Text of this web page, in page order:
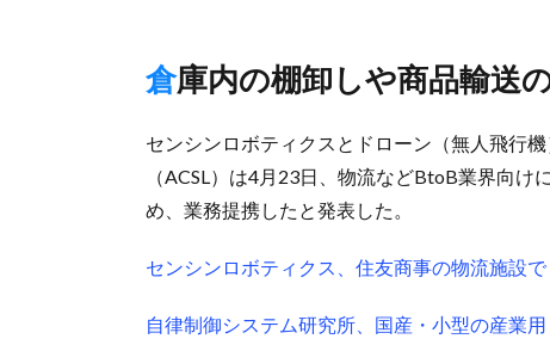
倉庫内の棚卸しや商品輸送
センシンロボティクスとドローン（無人飛行
（ACSL）は4月23日、物流などBtoB業界向
め、業務提携したと発表した。
センシンロボティクス、住友商事の物流施設
自律制御システム研究所、国産・小型の産業